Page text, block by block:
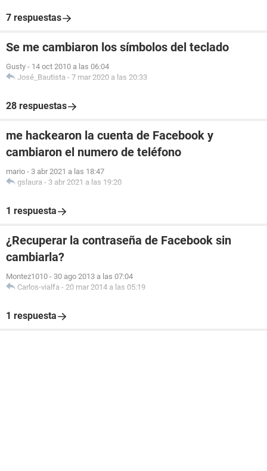
7 respuestas
Se me cambiaron los símbolos del teclado
Gusty - 14 oct 2010 a las 06:04
José_Bautista - 7 mar 2020 a las 20:33
28 respuestas
me hackearon la cuenta de Facebook y
cambiaron el numero de teléfono
mario - 3 abr 2021 a las 18:47
gslaura - 3 abr 2021 a las 19:20
1 respuesta
¿Recuperar la contraseña de Facebook sin
cambiarla?
Montez1010 - 30 ago 2013 a las 07:04
Carlos-vialfa - 20 mar 2014 a las 05:19
1 respuesta